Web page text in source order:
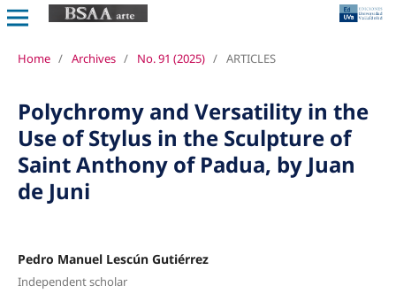
Home / Archives / No. 91 (2025) / ARTICLES
Polychromy and Versatility in the
Use of Stylus in the Sculpture of
Saint Anthony of Padua, by Juan
de Juni
Pedro Manuel Lescún Gutiérrez
Independent scholar